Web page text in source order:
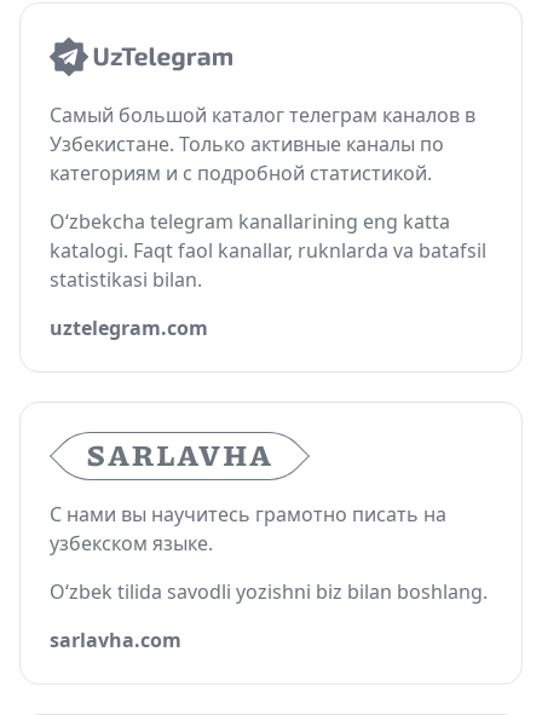
Самый большой каталог телеграм каналов в
Узбекистане. Только активные каналы по
категориям и с подробной статистикой.
O‘zbekcha telegram kanallarining eng katta
katalogi. Faqt faol kanallar, ruknlarda va batafsil
statistikasi bilan.
uztelegram.com
С нами вы научитесь грамотно писать на
узбекском языке.
O‘zbek tilida savodli yozishni biz bilan boshlang.
sarlavha.com